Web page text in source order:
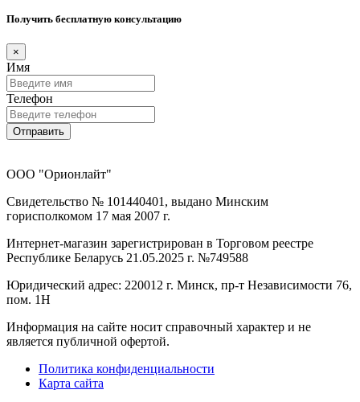
Получить бесплатную консультацию
×
Имя
Телефон
Отправить
ООО "Орионлайт"
Свидетельство № 101440401, выдано Минским
горисполкомом 17 мая 2007 г.
Интернет-магазин зарегистрирован в Торговом реестре
Республике Беларусь 21.05.2025 г. №749588
Юридический адрес: 220012 г. Минск, пр-т Независимости 76,
пом. 1Н
Информация на сайте носит справочный характер и не
является публичной офертой.
Политика конфиденциальности
Карта сайта